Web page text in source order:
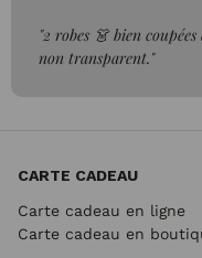
"2 robes 👗 bien
non transparent."
CARTE CADEAU
Carte cadeau en ligne
Carte cadeau en